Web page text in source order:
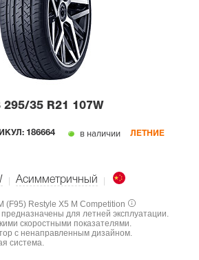
295/35 R21 107W
186664 в наличии ЛЕТНИЕ
Асимметричный
(F95) Restyle X5 M Competition
для летней эксплуатации.
скоростными показателями.
с ненаправленным дизайном.
система.